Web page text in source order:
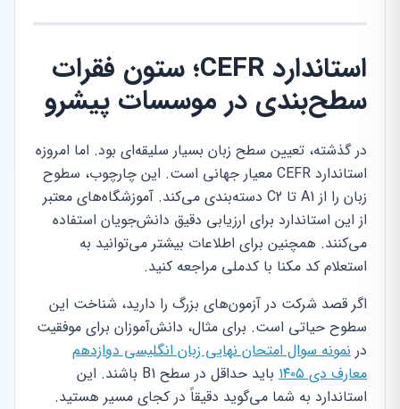
استاندارد CEFR؛ ستون فقرات
سطح‌بندی در موسسات پیشرو
در گذشته، تعیین سطح زبان بسیار سلیقه‌ای بود. اما امروزه
استاندارد CEFR معیار جهانی است. این چارچوب، سطوح
زبان را از A1 تا C2 دسته‌بندی می‌کند. آموزشگاه‌های معتبر
از این استاندارد برای ارزیابی دقیق دانش‌جویان استفاده
می‌کنند. همچنین برای اطلاعات بیشتر می‌توانید به
استعلام کد مکنا با کدملی مراجعه کنید.
اگر قصد شرکت در آزمون‌های بزرگ را دارید، شناخت این
سطوح حیاتی است. برای مثال، دانش‌آموزان برای موفقیت
در نمونه سوال امتحان نهایی زبان انگلیسی دوازدهم
معارف دی ۱۴۰۵
باید حداقل در سطح B1 باشند. این
استاندارد به شما می‌گوید دقیقاً در کجای مسیر هستید.